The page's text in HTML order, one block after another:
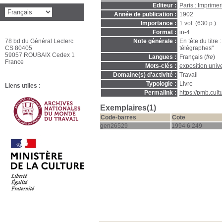
Editeur :
Paris :
Année de publication : 1902
Importance : 1 vol. (630 p.)
Format : in-4
Note générale :
En tête du titre
télégraphes"
Langues :
Français (fre)
Mots-clés : exposition
Domaine(s) d'activité : Travail
Typologie :
Livre
Permalink :
https://
Exemplaires(1)
Code-barres
Cote
gen26529
1994 6 249
78 bd du Général Leclerc
CS 80405
59057 ROUBAIX Cedex 1
France
Liens utiles :